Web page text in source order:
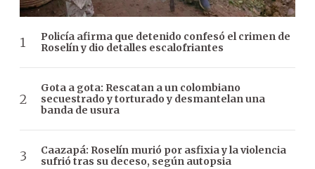
Policía afirma que detenido confesó el crimen de
Roselín y dio detalles escalofriantes
Gota a gota: Rescatan a un colombiano
secuestrado y torturado y desmantelan una
banda de usura
Caazapá: Roselín murió por asfixia y la violencia
sufrió tras su deceso, según autopsia